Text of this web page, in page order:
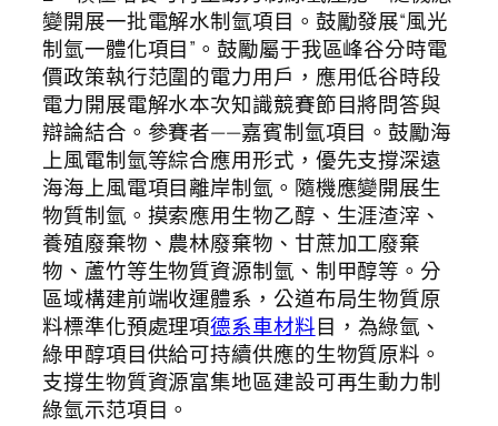
變開展一批電解水制氫項目。鼓勵發展“風光
制氫一體化項目”。鼓勵屬于我區峰谷分時電
價政策執行范圍的電力用戶，應用低谷時段
電力開展電解水本次知識競賽節目將問答與
辯論結合。參賽者——嘉賓制氫項目。鼓勵海
上風電制氫等綜合應用形式，優先支撐深遠
海海上風電項目離岸制氫。隨機應變開展生
物質制氫。摸索應用生物乙醇、生涯渣滓、
養殖廢棄物、農林廢棄物、甘蔗加工廢棄
物、蘆竹等生物質資源制氫、制甲醇等。分
區域構建前端收運體系，公道布局生物質原
料標準化預處理項德系車材料目，為綠氫、
綠甲醇項目供給可持續供應的生物質原料。
支撐生物質資源富集地區建設可再生動力制
綠氫示范項目。